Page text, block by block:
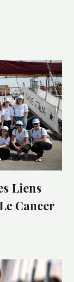
Liens
Cancer